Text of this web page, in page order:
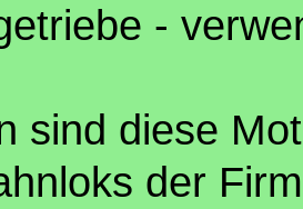
-
sind diese
der